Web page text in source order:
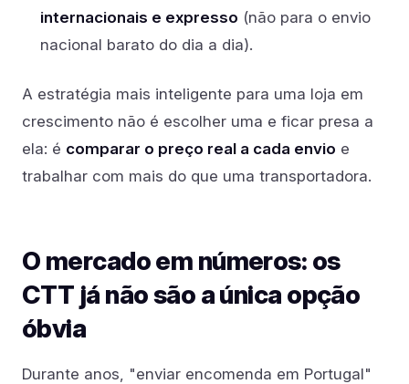
internacionais e expresso (não para o envio
nacional barato do dia a dia).
A estratégia mais inteligente para uma loja em
crescimento não é escolher uma e ficar presa a
ela: é comparar o preço real a cada envio e
trabalhar com mais do que uma transportadora.
O mercado em números: os
CTT já não são a única opção
óbvia
Durante anos, "enviar encomenda em Portugal"